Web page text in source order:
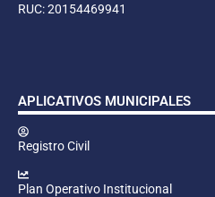
RUC: 20154469941
APLICATIVOS MUNICIPALES
Registro Civil
Plan Operativo Institucional